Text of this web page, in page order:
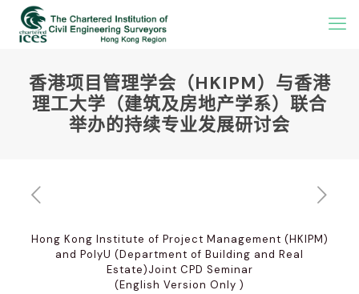
香港项目管理学会（HKIPM）与香港
理工大学（建筑及房地产学系）联合
举办的持续专业发展研讨会
Hong Kong Institute of Project Management (HKIPM)
and PolyU (Department of Building and Real
Estate)Joint CPD Seminar
(English Version Only )